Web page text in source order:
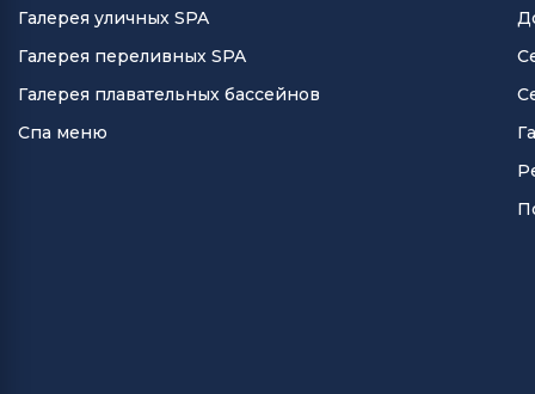
Галерея уличных SPA
Галерея переливных SPA
Галерея плавательных бассейнов
Спа меню